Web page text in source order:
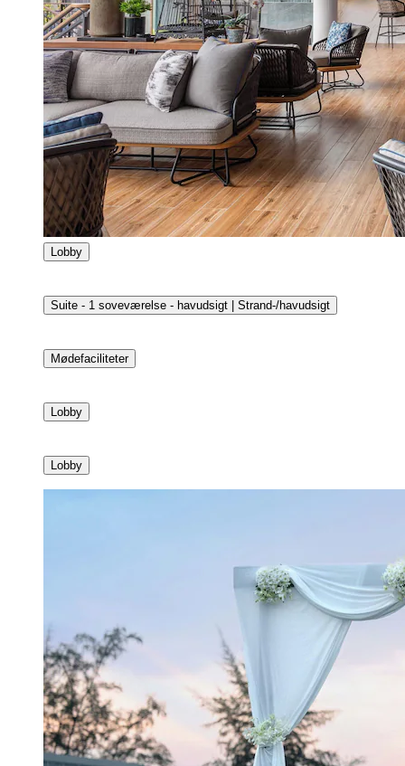
Lobby
Suite - 1 soveværelse - havudsigt | Strand-/havudsigt
Mødefaciliteter
Lobby
Lobby